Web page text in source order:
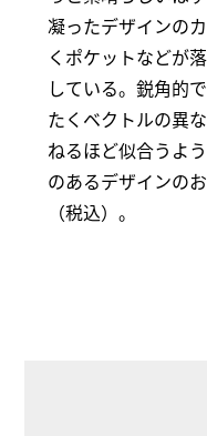
凝ったデザインの
くポケットなどが
している。鋭角的
たくベクトルの異
ねるほど似合うよ
のあるデザインの
（税込）。